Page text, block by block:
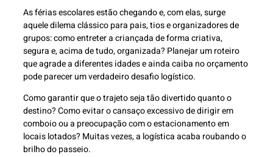
As férias escolares estão chegando e, com elas, surge
aquele dilema clássico para pais, tios e organizadores de
grupos: como entreter a criançada de forma criativa,
segura e, acima de tudo, organizada? Planejar um roteiro
que agrade a diferentes idades e ainda caiba no orçamento
pode parecer um verdadeiro desafio logístico.
Como garantir que o trajeto seja tão divertido quanto o
destino? Como evitar o cansaço excessivo de dirigir em
comboio ou a preocupação com o estacionamento em
locais lotados? Muitas vezes, a logística acaba roubando o
brilho do passeio.